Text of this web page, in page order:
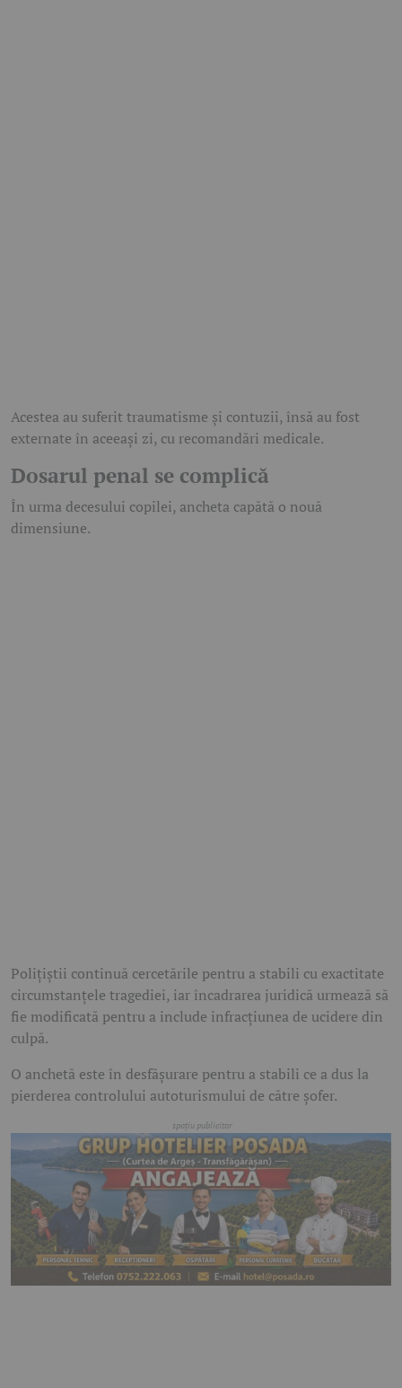
Acestea au suferit traumatisme și contuzii, însă au fost
externate în aceeași zi, cu recomandări medicale.
Dosarul penal se complică
În urma decesului copilei, ancheta capătă o nouă
dimensiune.
Polițiștii continuă cercetările pentru a stabili cu exactitate
circumstanțele tragediei, iar încadrarea juridică urmează să
fie modificată pentru a include infracțiunea de ucidere din
culpă.
O anchetă este în desfășurare pentru a stabili ce a dus la
pierderea controlului autoturismului de către șofer.